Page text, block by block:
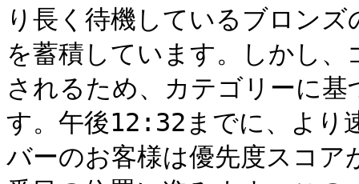
り長く待機しているブロン
を蓄積しています。しかし
されるため、カテゴリーに
す。午後12:32までに、より
バーのお客様は優先度スコ